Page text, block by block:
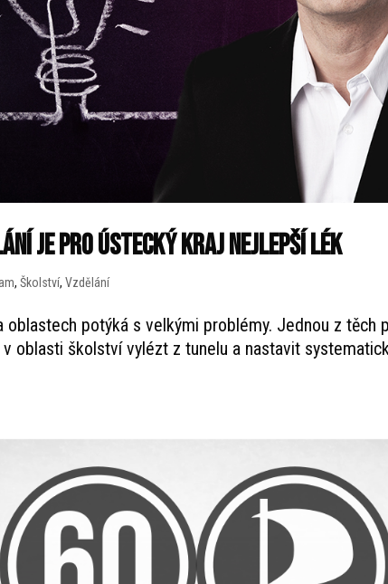
je pro Ústecký kraj nejlepší lék
,Školství,Vzdělání
oblastech potýká s velkými problémy. Jednou z těch
oblasti školství vylézt z tunelu a nastavit